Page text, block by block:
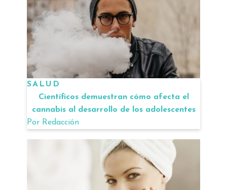
SALUD
Científicos demuestran cómo afecta el
cannabis al desarrollo de los adolescentes
Por Redacción